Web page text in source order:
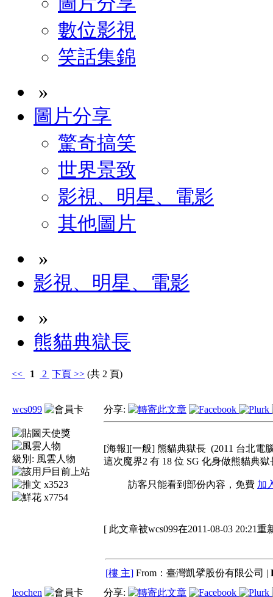
數位影視
笑話集錦
»
圖片分享
驚奇搞笑
世界景致
影視、明星、電影
其他圖片
»
影視、明星、電影
»
熊貓典獄長
<< 1 2 下頁 >> (共 2 頁)
wcs099
級別: 風雲人物
x3523
x7754
分享:
[海報][一般] 熊貓典獄長 (2011 台北電
這次魔界2 有 18 位 SG 化身做熊貓典
訪客只能看到部份內容，免費 加
[ 此文章被wcs099在2011-08-03 20:21重
[樓 主] From：臺灣凱擘股份有限公司 |
leochen
分享: